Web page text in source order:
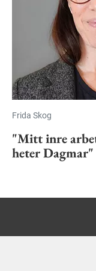
Frida Skog
"Mitt inre
heter Dagmar"